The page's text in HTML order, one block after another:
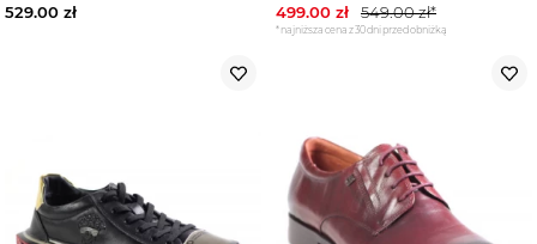
529.00 zł
499.00 zł 549.00zł*
*najniższa cena z 30 dni przed obniżką